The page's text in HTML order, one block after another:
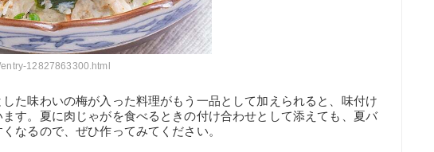
12827863300.html
た味わいの梅が入った料理がもう一品として加えられると、味付け
す。夏に肉じゃがを食べるときの付け合わせとして添えても、夏バ
なるので、ぜひ作ってみてください。